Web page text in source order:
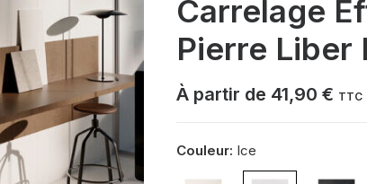
Carrelage
Pierre Liber
À partir de 41,90 € TTC
Couleur: Ice